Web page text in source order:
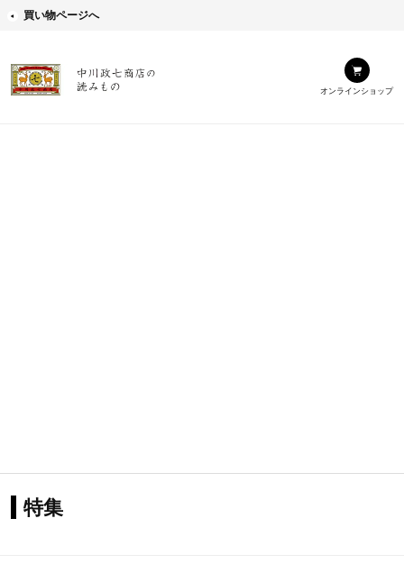
買い物ページへ
オンラインショップ
特集